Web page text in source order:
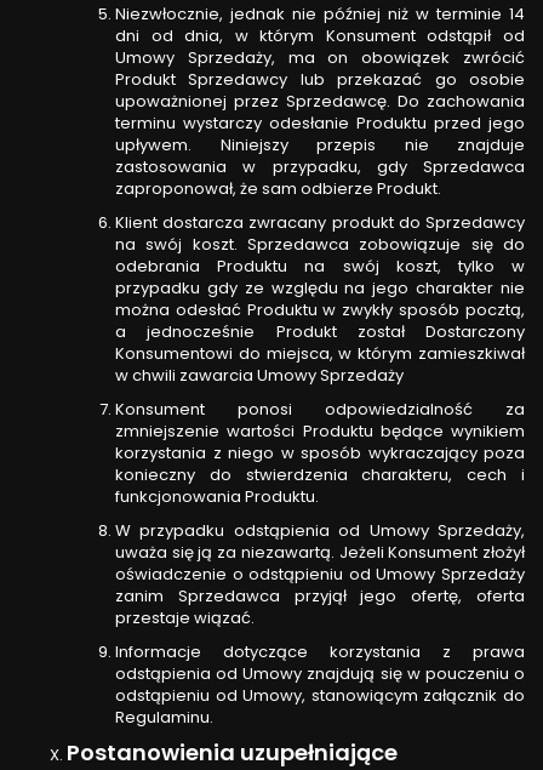
Niezwłocznie, jednak nie później niż w terminie 14
dni od dnia, w którym Konsument odstąpił od
Umowy Sprzedaży, ma on obowiązek zwrócić
Produkt Sprzedawcy lub przekazać go osobie
upoważnionej przez Sprzedawcę. Do zachowania
terminu wystarczy odesłanie Produktu przed jego
upływem. Niniejszy przepis nie znajduje
zastosowania w przypadku, gdy Sprzedawca
zaproponował, że sam odbierze Produkt.
Klient dostarcza zwracany produkt do Sprzedawcy
na swój koszt. Sprzedawca zobowiązuje się do
odebrania Produktu na swój koszt, tylko w
przypadku gdy ze względu na jego charakter nie
można odesłać Produktu w zwykły sposób pocztą,
a jednocześnie Produkt został Dostarczony
Konsumentowi do miejsca, w którym zamieszkiwał
w chwili zawarcia Umowy Sprzedaży
Konsument ponosi odpowiedzialność za
zmniejszenie wartości Produktu będące wynikiem
korzystania z niego w sposób wykraczający poza
konieczny do stwierdzenia charakteru, cech i
funkcjonowania Produktu.
W przypadku odstąpienia od Umowy Sprzedaży,
uważa się ją za niezawartą. Jeżeli Konsument złożył
oświadczenie o odstąpieniu od Umowy Sprzedaży
zanim Sprzedawca przyjął jego ofertę, oferta
przestaje wiązać.
Informacje dotyczące korzystania z prawa
odstąpienia od Umowy znajdują się w pouczeniu o
odstąpieniu od Umowy, stanowiącym załącznik do
Regulaminu.
Postanowienia uzupełniające